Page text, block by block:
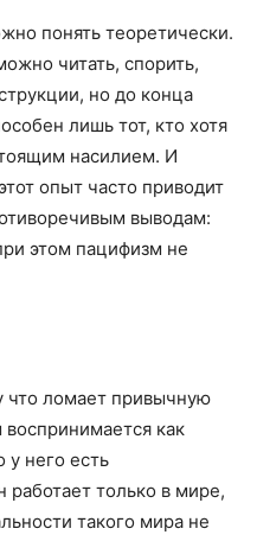
понять теоретически.
читать, спорить,
но до конца
лишь тот, кто хотя
насилием. И
опыт часто приводит
выводам:
этом пацифизм не
что ломает привычную
как
него есть
только в мире,
такого мира не